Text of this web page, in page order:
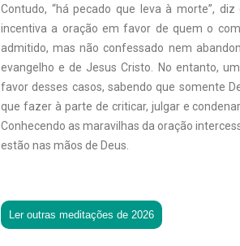
Contudo, “há pecado que leva à morte”,
incentiva a oração em favor de quem o
admitido, mas não confessado nem
evangelho e de Jesus Cristo. No entanto,
favor desses casos, sabendo que somente
que fazer à parte de criticar, julgar e
Conhecendo as maravilhas da oração
estão nas mãos de Deus.
Ler outras meditações de 2026